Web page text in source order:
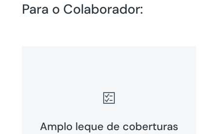
Para o Colaborador:

Amplo leque de coberturas